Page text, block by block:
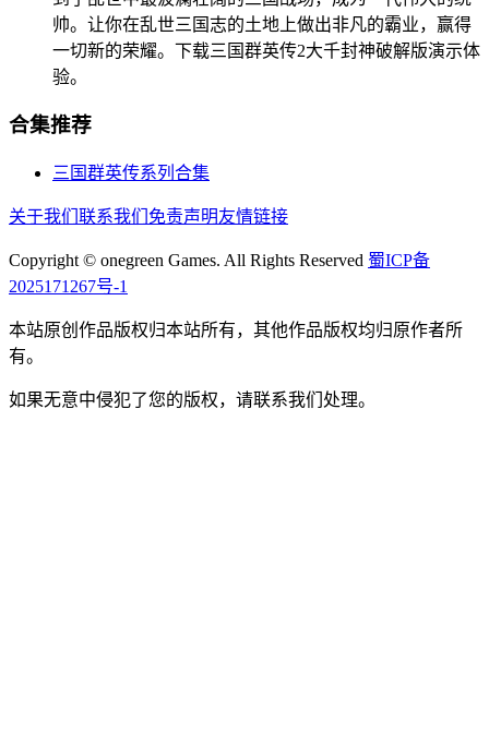
帅。让你在乱世三国志的土地上做出非凡的霸业，赢得
一切新的荣耀。下载三国群英传2大千封神破解版演示体
验。
合集推荐
三国群英传系列合集
关于我们 联系我们 免责声明友情链接
Copyright © onegreen Games. All Rights Reserved 蜀ICP备
2025171267号-1
本站原创作品版权归本站所有，其他作品版权均归原作者所
有。
如果无意中侵犯了您的版权，请联系我们处理。